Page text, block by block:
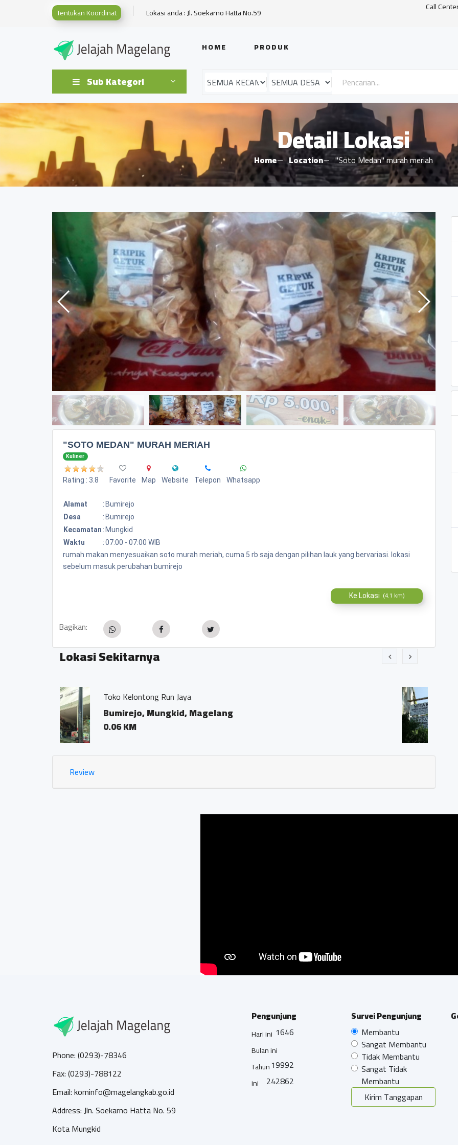
Tentukan Koordinat Lokasi anda : Jl. Soekarno Hatta No.59 Call
HOME PRODUK
Sub Kategori
Detail Lokasi
Home Location "Soto Medan" murah meriah
"SOTO MEDAN" MURAH MERIAH
Kuliner
Rating : 3.8 Favorite Map Website Telepon Whatsapp
Alamat : Bumirejo
Desa
: Bumirejo
Kecamatan : Mungkid
Waktu
:07:00 - 07:00 WIB
rumah makan menyesuaikan soto murah meriah, cuma 5 rb saja dengan pilihan lauk yang bervariasi. lokasi
sebelum masuk perubahan bumirejo
Ke Lokasi (4.1 km)
Bagikan:
Lokasi Sekitarnya
Kantor Notaris dan PPAT "Georgius Ivo Marius, SH"
Bumirejo, Mungkid, Magelang
Review
Phone: (0293)-78346
Fax: (0293)-788122
Email: kominfo@magelangkab.go.id
Address: Jln. Soekarno Hatta No. 59
Kota Mungkid
Pengunjung
Hari ini 1646
Bulan ini
19992
Tahun
ini
242862
Survei Pengunjung
Membantu
Sangat Membantu
Tidak Membantu
Sangat Tidak
Membantu
Kirim Tanggapan